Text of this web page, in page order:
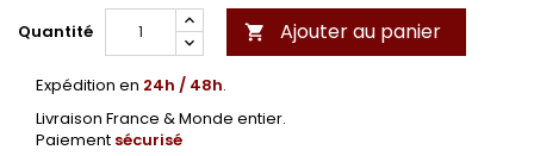
Quantité  Ajouter au panier
Expédition en 24h / 48h.
Livraison France & Monde entier.
Paiement sécurisé